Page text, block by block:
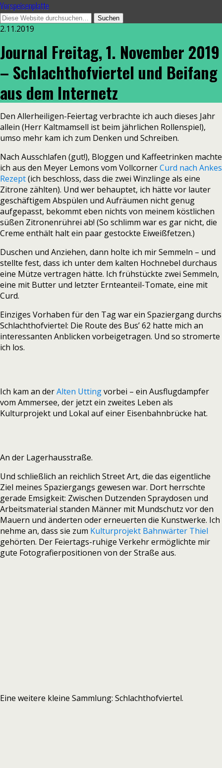
Vorspeisenplatte
2.11.2019
Journal Freitag, 1. November 2019
– Schlachthofviertel und Beifang
aus dem Internetz
Den Allerheiligen-Feiertag verbrachte ich auch dieses Jahr
allein (Herr Kaltmamsell ist beim jährlichen Rollenspiel),
umso mehr kam ich zum Denken und Schreiben.
Nach Ausschlafen (gut!), Bloggen und Kaffeetrinken machte
ich aus den Meyer Lemons vom VollcornerCurd nach Ankes
Rezept(ich beschloss, dass die zwei Winzlinge als eine
Zitrone zählten). Und wer behauptet, ich hätte vor lauter
geschäftigem Abspülen und Aufräumen nicht genug
aufgepasst, bekommt eben nichts von meinem köstlichen
süßen Zitronenrührei ab! (So schlimm war es gar nicht, die
Creme enthält halt ein paar gestockte Eiweißfetzen.)
Duschen und Anziehen, dann holte ich mir Semmeln – und
stellte fest, dass ich unter dem kalten Hochnebel durchaus
eine Mütze vertragen hätte. Ich frühstückte zwei Semmeln,
eine mit Butter und letzter Ernteanteil-Tomate, eine mit
Curd.
Einziges Vorhaben für den Tag war ein Spaziergang durchs
Schlachthofviertel: Die Route des Bus’ 62 hatte mich an
interessanten Anblicken vorbeigetragen. Und so stromerte
ich los.
Ich kam an derAlten Uttingvorbei – ein Ausflugdampfer
vom Ammersee, der jetzt ein zweites Leben als
Kulturprojekt und Lokal auf einer Eisenbahnbrücke hat.
An der Lagerhausstraße.
Und schließlich an reichlich Street Art, die das eigentliche
Ziel meines Spaziergangs gewesen war. Dort herrschte
gerade Emsigkeit: Zwischen Dutzenden Spraydosen und
Arbeitsmaterial standen Männer mit Mundschutz vor den
Mauern und änderten oder erneuerten die Kunstwerke. Ich
nehme an, dass sie zum Kulturprojekt Bahnwärter Thiel
gehörten. Der Feiertags-ruhige Verkehr ermöglichte mir
gute Fotografierpositionen von der Straße aus.
Eine weitere kleine Sammlung: Schlachthofviertel.